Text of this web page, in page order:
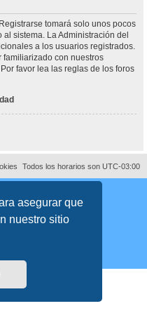
asegurar que
nuestro sitio
tomará solo unos pocos
sistema. La Administración del
a los usuarios registrados.
familiarizado con nuestros
favor lea las reglas de los foros
Todos los horarios son UTC-03:00
Argentinos